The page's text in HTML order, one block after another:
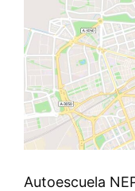
Autoescuela